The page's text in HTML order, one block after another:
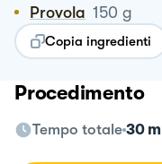
Provola 150 g
Copia ingredienti
Procedimento
Tempo totale 30